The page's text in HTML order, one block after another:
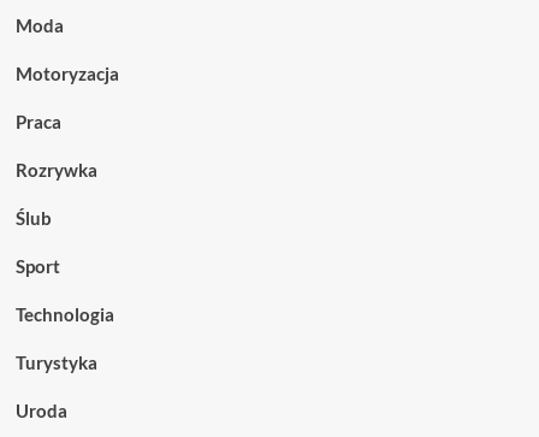
Moda
Motoryzacja
Praca
Rozrywka
Ślub
Sport
Technologia
Turystyka
Uroda